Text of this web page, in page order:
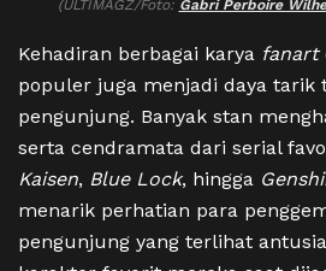
(ULTIMAGZ/Foto: Gabri Perboire
Kehadiran berbagai karya fanart
populer juga menjadi daya tarik
pengunjung. Banyak stan
serta cendramata dari serial
Kaisen, Blue Lock, hingga
menarik perhatian para
pengunjung yang terlihat